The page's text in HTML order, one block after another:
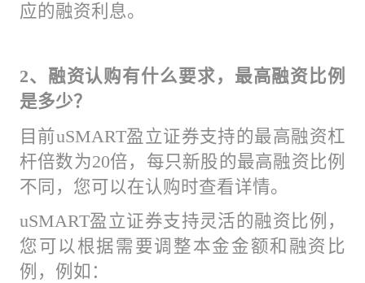
应的融资利息。
2、融资认购有什么要求，最高融资比例
是多少？
目前uSMART盈立证券支持的最高融资杠
杆倍数为20倍，每只新股的最高融资比例
不同，您可以在认购时查看详情。
uSMART盈立证券支持灵活的融资比例，
您可以根据需要调整本金金额和融资比
例，例如：